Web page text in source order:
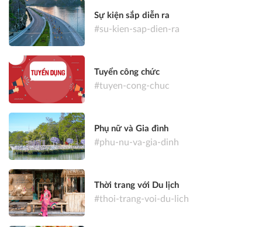
Sự kiện sắp diễn ra
#su-kien-sap-dien-ra
Tuyển công chức
#tuyen-cong-chuc
Phụ nữ và Gia đình
#phu-nu-va-gia-dinh
Thời trang với Du lịch
#thoi-trang-voi-du-lich